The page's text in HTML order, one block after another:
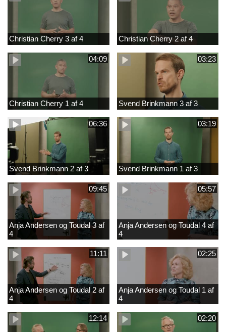
Christian Cherry 3 af 4 Christian Cherry 2 af 4
04:09
Christian Cherry 1 af 4
03:23
Svend Brinkmann 3 af 3
06:36
Svend Brinkmann 2 af 3
03:19
Svend Brinkmann 1 af 3
09:45
Anja Andersen og Toudal 3 af
4
05:57
Anja Andersen og Toudal 4 af
4
11:11
Anja Andersen og Toudal 2 af
4
02:25
Anja Andersen og Toudal 1 af
4
12:14 02:20